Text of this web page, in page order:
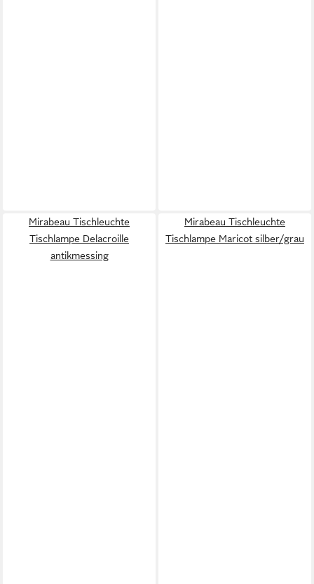
Mirabeau Tischleuchte
Tischlampe Delacroille
antikmessing
Mirabeau Tischleuchte
Tischlampe Maricot silber/grau